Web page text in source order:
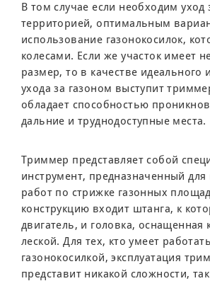
В том случае если необходим
территорией, оптимальным
использование газонокосилок,
колесами. Если же участок имеет
размер, то в качестве идеального
ухода за газоном выступит
обладает способностью
дальние и труднодоступные места.
Триммер представляет собой
инструмент, предназначенный для
работ по стрижке газонных
конструкцию входит штанга, к
двигатель, и головка, оснащенная
леской. Для тех, кто умеет
газонокосилкой, эксплуатация
представит никакой сложности,